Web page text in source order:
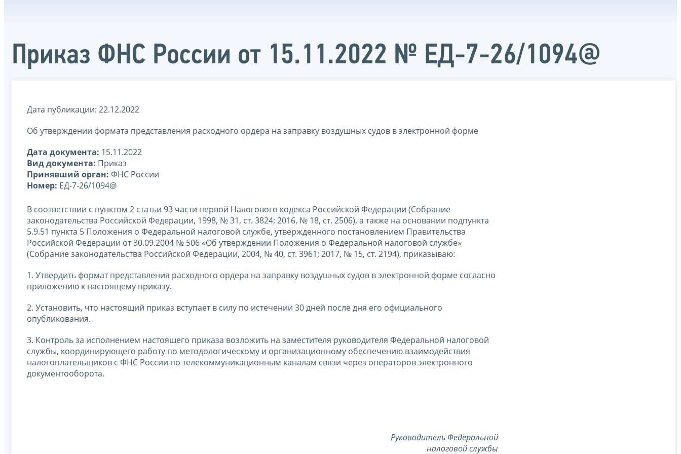
Приказ ФНС России от 15.11.2022 № ЕД-7-26/1094@
Дата публикации: 22.12.2022
Об утверждении формата представления расходного ордера на заправку воздушных судов в электронной форме
Дата документа: 15.11.2022
Вид документа: Приказ
Принявший орган: ФНС России
Номер: ЕД-7-26/1094@
В соответствии с пунктом 2 статьи 93 части первой Налогового кодекса Российской Федерации (Собрание
законодательства Российской Федерации, 1998, № 31, ст. 3824; 2016, № 18, ст. 2506), а также на основании подпункта
5.9.51 пункта 5 Положения о Федеральной налоговой службе, утвержденного постановлением Правительства
Российской Федерации от 30.09.2004 № 506 «Об утверждении Положения о Федеральной налоговой службе»
(Собрание законодательства Российской Федерации, 2004, № 40, ст. 3961; 2017, № 15, ст. 2194), приказываю:
1. Утвердить формат представления расходного ордера на заправку воздушных судов в электронной форме согласно
приложению к настоящему приказу.
2. Установить, что настоящий приказ вступает в силу по истечении 30 дней после дня его официального
опубликования.
3. Контроль за исполнением настоящего приказа возложить на заместителя руководителя Федеральной налоговой
службы, координирующего работу по методологическому и организационному обеспечению взаимодействия
налогоплательщиков с ФНС России по телекоммуникационным каналам связи через операторов электронного
документооборота.
Руководитель Федеральной
налоговой службы